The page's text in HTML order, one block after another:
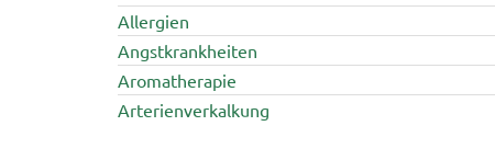
Allergien
Angstkrankheiten
Aromatherapie
Arterienverkalkung